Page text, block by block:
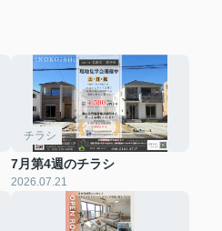
チラシ
7月第4週のチラシ
2026.07.21